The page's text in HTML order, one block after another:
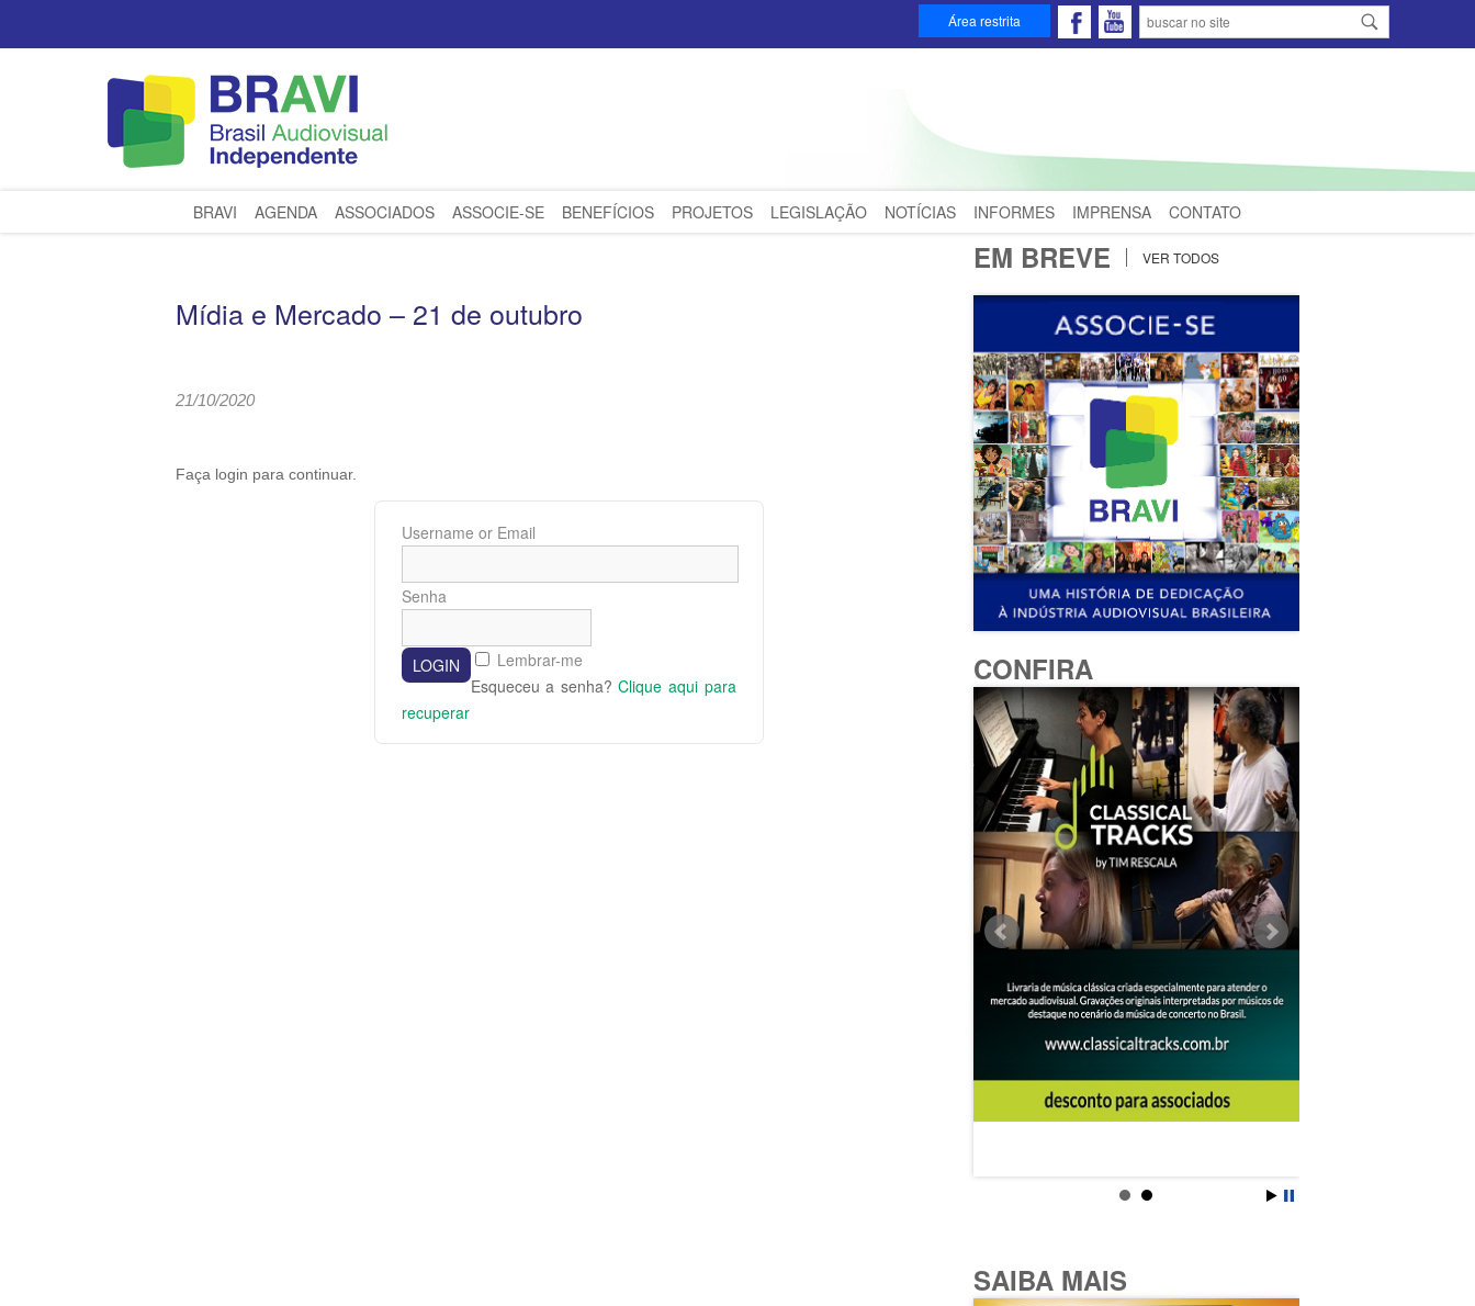
Área restrita
BRAVI AGENDA ASSOCIADOS ASSOCIE-SE BENEFÍCIOS PROJETOS LEGISLAÇÃO NOTÍCIAS INFORMES IMPRENSA CONTATO
Mídia e Mercado – 21 de outubro
21/10/2020
Faça login para continuar.
Username or Email
Senha
Lembrar-me
Esqueceu a senha? Clique aqui para
recuperar
EM BREVE VER TODOS
CONFIRA
SAIBA MAIS